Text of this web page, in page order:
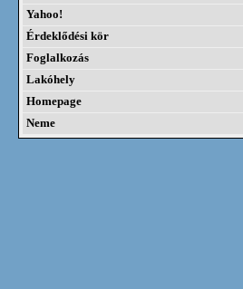
Yahoo!
Érdeklődési kör
Foglalkozás
Lakóhely
Homepage
Neme